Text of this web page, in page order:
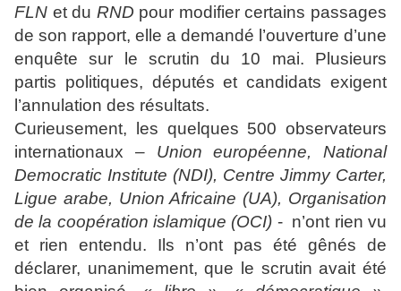
FLN et du RND pour modifier certains passages
de son rapport, elle a demandé l’ouverture d’une
enquête sur le scrutin du 10 mai. Plusieurs
partis politiques, députés et candidats exigent
l’annulation des résultats.
Curieusement, les quelques 500 observateurs
internationaux – Union européenne,
National
Democratic Institute (NDI), Centre Jimmy Carter,
Ligue arabe, Union Africaine (UA), Organisation
de la coopération islamique (OCI) - n’ont rien vu
et rien entendu. Ils n’ont pas été gênés de
déclarer, unanimement, que le scrutin avait été